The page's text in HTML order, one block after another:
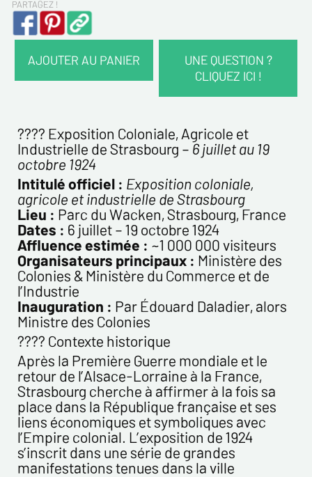
PARTAGEZ !
AJOUTER AU PANIER
UNE QUESTION ?
CLIQUEZ ICI !
Nom*
Prénom*
Email*
Confirmez votre Email*
Tél.
Remarques
????️ Exposition Coloniale, Agricole et
Industrielle de Strasbourg – 6 juillet au 19
octobre 1924
Intitulé officiel : Exposition coloniale,
agricole et industrielle de Strasbourg
Lieu : Parc du Wacken, Strasbourg, France
Dates : 6 juillet – 19 octobre 1924
Affluence estimée : ~1 000 000 visiteurs
Organisateurs principaux : Ministère des
Colonies & Ministère du Commerce et de
l’Industrie
Inauguration : Par Édouard Daladier, alors
Ministre des Colonies
???? Contexte historique
Après la Première Guerre mondiale et le
retour de l’Alsace-Lorraine à la France,
Strasbourg cherche à affirmer à la fois sa
place dans la République française et ses
liens économiques et symboliques avec
l’Empire colonial. L’exposition de 1924
s’inscrit dans une série de grandes
manifestations tenues dans la ville